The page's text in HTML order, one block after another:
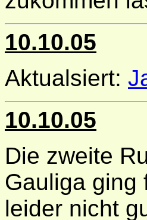
10.10.05
Aktualsiert:
10.10.05
Die zweite
Gauliga ging
leider nicht